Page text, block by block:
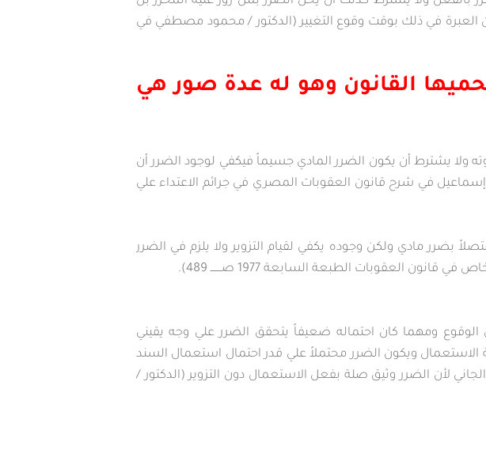
في ذلك بوقت وقوع التغيير (الدكتور / محمود مصطفي في
القانون وهو له عدة صور هي
ولا يشترط أن يكون الضرر المادي جسيماً فيكفي لوجود الضرر أن
في شرح قانون العقوبات المصري في جرائم الاعتداء علي
بضرر مادي ولكن وجوده يكفي لقيام التزوير ولا يلزم في الضرر
الطبعة السابعة 1977 صـــــــ 489).
ومهما كان احتماله ضعيفاً يتحقق الضرر علي وجه يقيني
الاستعمال ويكون الضرر محتملاً علي قدر احتمال استعمال السند
لأن الضرر وثيق صلة بفعل الاستعمال دون التزوير (الدكتور /